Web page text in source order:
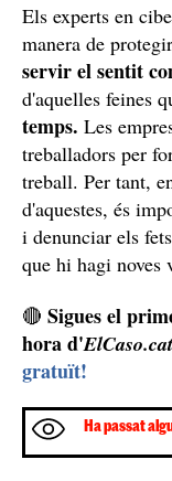
Els experts en
manera de
servir el sentit
d'aquelles feines
temps. Les
treballadors per
treball. Per tant,
d'aquestes, és
i denunciar els
que hi hagi noves
🔴 Sigues el
hora d'ElCaso.cat
gratuït!
Ha passat